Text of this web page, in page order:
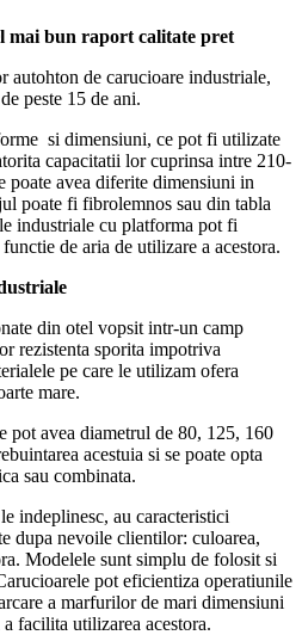
mai bun raport calitate pret
autohton de carucioare industriale,
peste 15 de ani.
si dimensiuni, ce pot fi utilizate
capacitatii lor cuprinsa intre 210-
poate avea diferite dimensiuni in
poate fi fibrolemnos sau din tabla
industriale cu platforma pot fi
de aria de utilizare a acestora.
din otel vopsit intr-un camp
rezistenta sporita impotriva
pe care le utilizam ofera
mare.
pot avea diametrul de 80, 125, 160
acestuia si se poate opta
sau combinata.
indeplinesc, au caracteristici
dupa nevoile clientilor: culoarea,
Modelele sunt simplu de folosit si
pot eficientiza operatiunile
a marfurilor de mari dimensiuni
facilita utilizarea acestora.